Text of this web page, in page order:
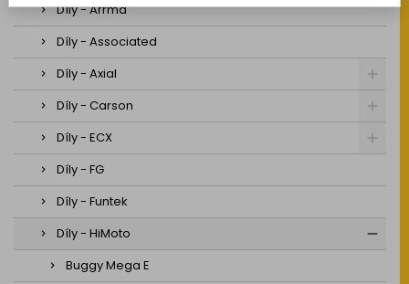
Díly - Arrma
Díly - Associated
Díly - Axial
Díly - Carson
Díly - ECX
Díly - FG
Díly - Funtek
Díly - HiMoto
Buggy Mega E